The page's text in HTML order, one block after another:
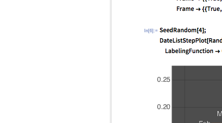
In[6]:=